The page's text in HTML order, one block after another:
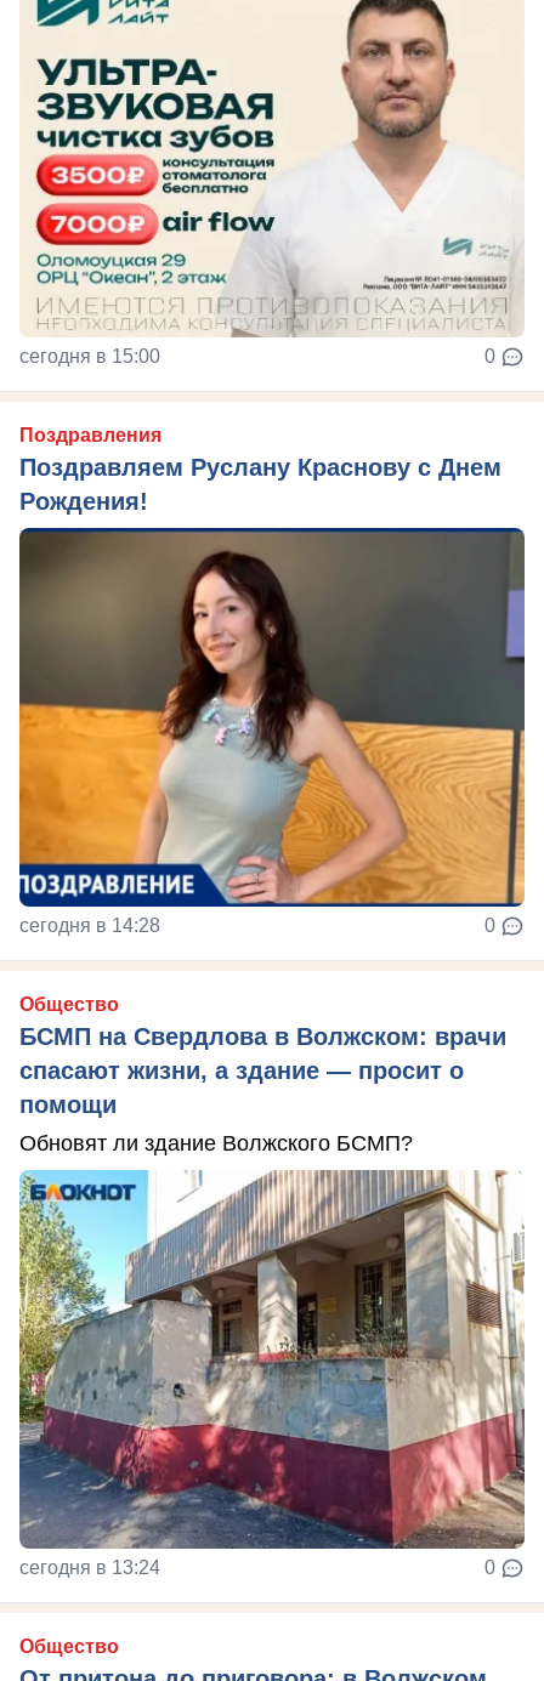
сегодня в 15:00 0
Поздравления
Поздравляем Руслану Краснову с Днем
Рождения!
сегодня в 14:28 0
Общество
БСМП на Свердлова в Волжском: врачи
спасают жизни, а здание — просит о
помощи
Обновят ли здание Волжского БСМП?
сегодня в 13:24 0
Общество